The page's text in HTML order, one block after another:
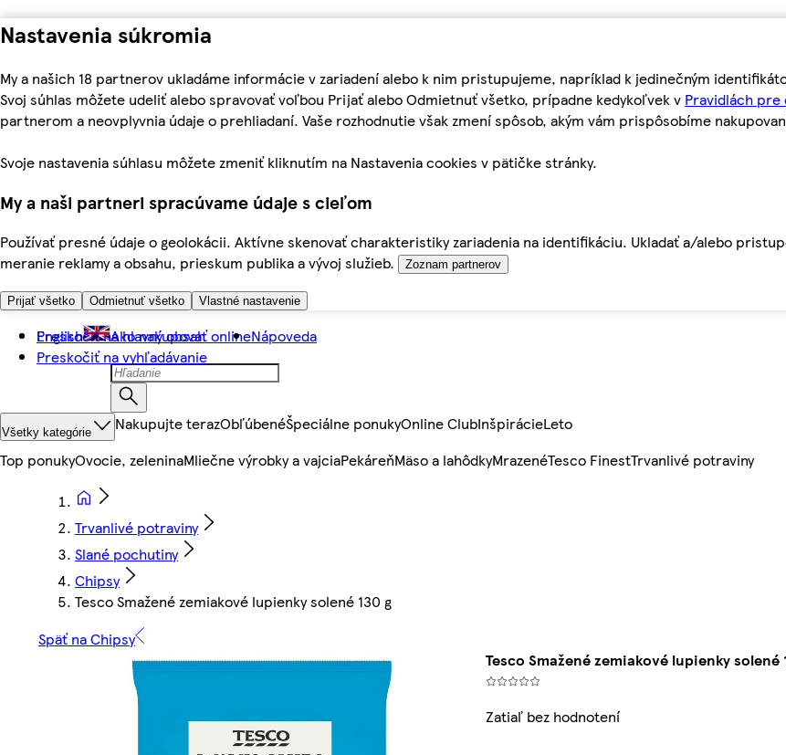
Nastavenia súkromia
My a našich 18 partnerov ukladáme informácie v zariadení alebo k nim pristupujeme, napríklad k jedinečným
Svoj súhlas môžete udeliť alebo spravovať voľbou Prijať alebo Odmietnuť všetko, prípadne kedykoľvek v Pravidlách pre
partnerom a neovplyvnia údaje o prehliadaní. Vaše rozhodnutie však zmení spôsob, akým vám prispôsobíme
Svoje nastavenia súhlasu môžete zmeniť kliknutím na Nastavenia cookies v pätičke stránky.
My a naši partneri spracúvame údaje s cieľom
Používať presné údaje o geolokácii. Aktívne skenovať charakteristiky zariadenia na identifikáciu. Ukladať a/alebo
meranie reklamy a obsahu, prieskum publika a vývoj služieb.
Zoznam partnerov
Prijať všetko Odmietnuť všetko Vlastné nastavenie
Preskočiť na hlavný obsah
Preskočiť na vyhľadávanie
English Ako nakupovať onlineNápoveda
Všetky kategórie Nakupujte terazObľúbenéŠpeciálne ponukyOnline ClubInšpirácieLeto
Top ponukyOvocie, zeleninaMliečne výrobky a vajciaPekáreňMäso a lahôdkyMrazenéTesco FinestTrvanlivé potraviny
Trvanlivé potraviny
Slané pochutiny
Chipsy
Tesco Smažené zemiakové lupienky solené 130 g
Späť na Chipsy
Tesco Smažené zemiakové lupienky solené
Zatiaľ bez hodnotení